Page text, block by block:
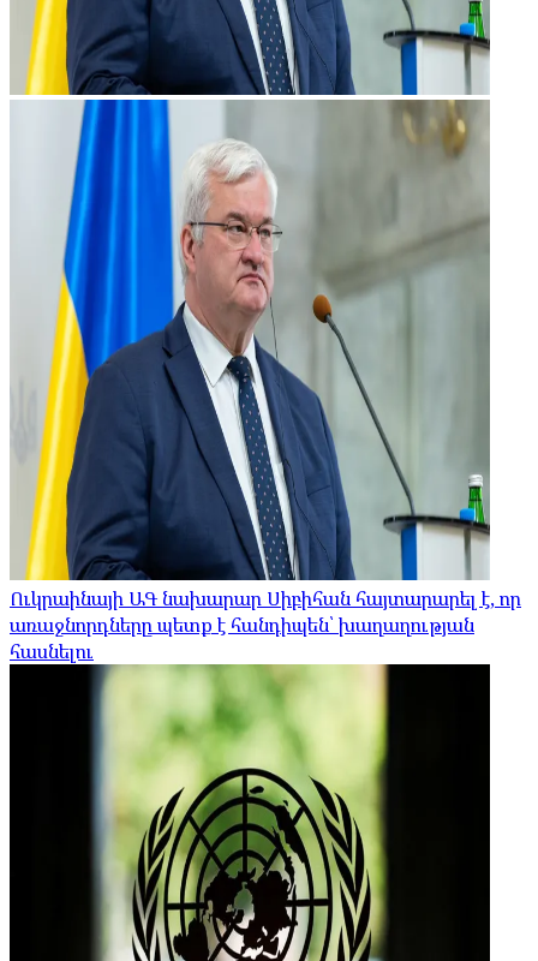
Ուկրաինայի ԱԳ նախարար Սիբիհան հայտարարել է, որ
առաջնորդները պետք է հանդիպեն՝ խաղաղության
հասնելու